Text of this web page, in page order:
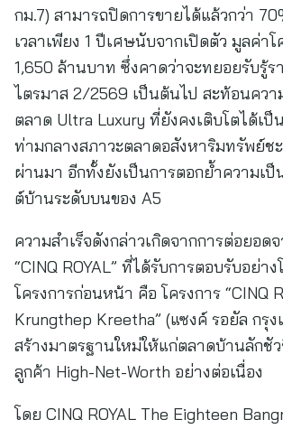
กม.7) สามารถปิดการขายได้แล้วกว่า
เวลาเพียง 1 ปีเศษนับจากเปิดตัว มูลค่าโ
1,650 ล้านบาท ซึ่งคาดว่าจะทยอยรับรู้ร
ไตรมาส 2/2569 เป็นต้นไป สะท้อนควา
ตลาด Ultra Luxury ที่ยังคงเติบโตได้เป็
ท่ามกลางสภาวะตลาดอสังหาริมทรัพย์ช
ผ่านมา อีกทั้งยังเป็นการตอกย้ำความเป็
ต์บ้านระดับบนของ A5
ความสำเร็จดังกล่าวเกิดจากการต่อยอด
“CINQ ROYAL” ที่ได้รับการตอบรับอย่า
โครงการก่อนหน้า คือ โครงการ “CINQ
Krungthep Kreetha” (แซงค์ รอยัล กรุง
สร้างมาตรฐานใหม่ให้แก่ตลาดบ้านลักชั
ลูกค้า High-Net-Worth อย่างต่อเนื่อง
โดย CINQ ROYAL The Eighteen